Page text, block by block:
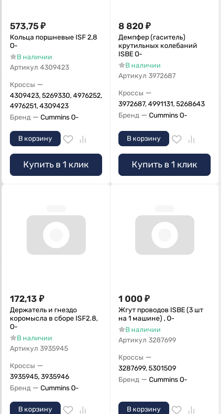
573,75₽
Кольца поршневые ISF 2,8
О-
В наличии
Артикул 4309423
Кроссы —
4309423, 5269330, 4976252,
4976251, 4309423
Бренд — Cummins O-
В корзину
Купить в 1 клик
8 820 ₽
Демпфер (гаситель)
крутильных колебаний
ISBE О-
В наличии
Артикул 3972687
Кроссы —
3972687, 4991131, 5268643
Бренд — Cummins O-
В корзину
Купить в 1 клик
172,13 ₽
Держатель и гнездо
коромысла в сборе ISF2.8,
О-
В наличии
Артикул 3935945
Кроссы —
3935945, 3935946
Бренд — Cummins O-
В корзину
1 000 ₽
Жгут проводов ISBE (3 шт
на 1 машине) , О-
В наличии
Артикул 3287699
Кроссы —
3287699, 5301509
Бренд — Cummins O-
В корзину